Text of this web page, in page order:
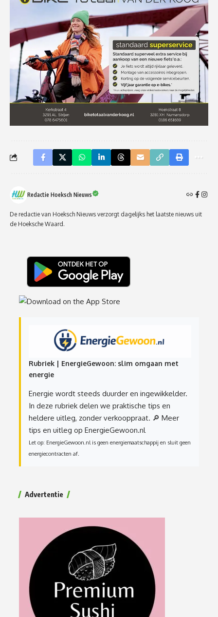
Redactie Hoeksch Nieuws
De redactie van Hoeksch Nieuws verzorgt dagelijks het laatste nieuws uit
de Hoeksche Waard.
Rubriek | EnergieGewoon: slim omgaan met
energie
Energie wordt steeds duurder en ingewikkelder.
In deze rubriek delen we praktische tips en
heldere uitleg, zonder verkooppraat. 🔎 Meer
tips en uitleg op EnergieGewoon.nl
Let op: EnergieGewoon.nl is geen energiemaatschappij en sluit geen
energiecontracten af.
Advertentie